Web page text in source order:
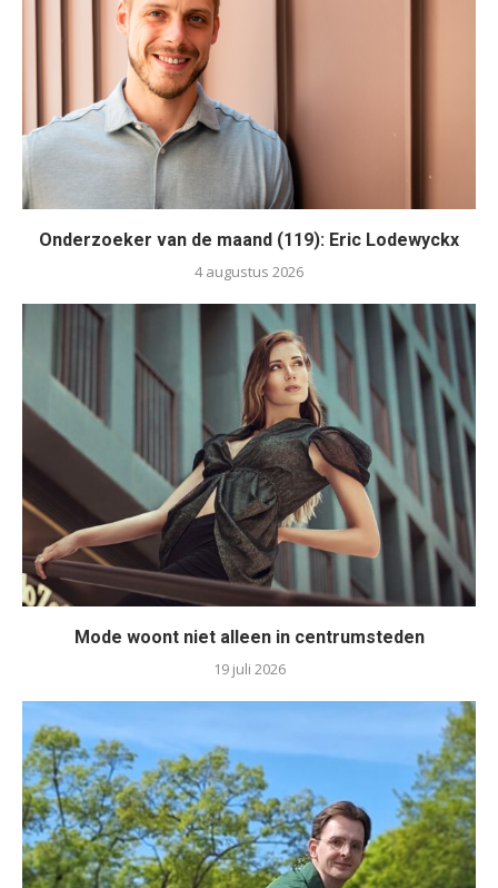
Onderzoeker van de maand (119): Eric Lodewyckx
4 augustus 2026
Mode woont niet alleen in centrumsteden
19 juli 2026